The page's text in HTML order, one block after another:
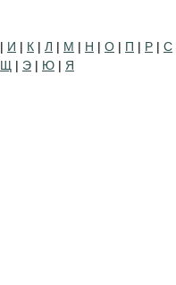
| И | К | Л | М | Н | О | П | Р | С
Щ | Э | Ю | Я